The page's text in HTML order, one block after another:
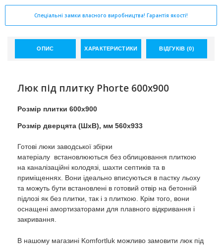
Спеціальні замки власного виробництва! Гарантія якості!
ОПИС ХАРАКТЕРИСТИКИ ВІДГУКІВ (0)
Люк під плитку Phorte 600x900
Розмір плитки 600x900
Розмір дверцята (ШхВ), мм 560x933
Готові люки заводської збірки
матеріалу встановлюються без облицювання плиткою
на каналізаційні колодязі, шахти септиків та в
приміщеннях. Вони ідеально вписуються в пастку льоху
та можуть бути встановлені в готовий отвір на бетонній
підлозі як без плитки, так і з плиткою. Крім того, вони
оснащені амортизаторами для плавного відкривання і
закривання.
В нашому магазині Komfortluk можливо замовити люк під